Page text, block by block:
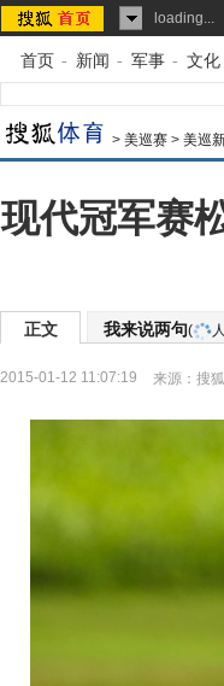
loading...
首页 - 新闻 - 军事 - 文化
> 美巡赛 > 美巡
现代冠军赛
正文 我来说两句(
2015-01-12 11:07:19 来源： 搜